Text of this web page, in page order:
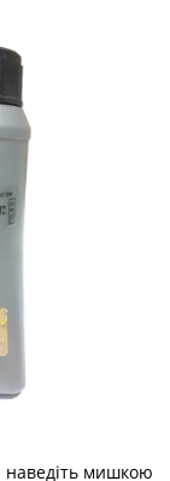
наведіть мишкою